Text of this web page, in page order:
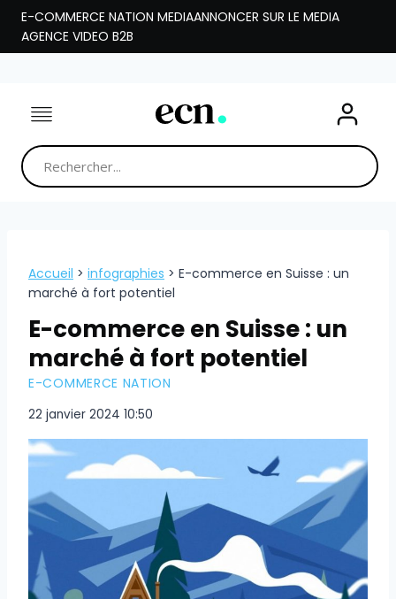
Aller
contenu
E-COMMERCE NATION MEDIAANNONCER SUR LE MEDIA
AGENCE VIDEO B2B
Accueil > infographies > E-commerce en Suisse : un
marché à fort potentiel
E-commerce en Suisse : un
marché à fort potentiel
E-COMMERCE NATION
22 janvier 2024 10:50